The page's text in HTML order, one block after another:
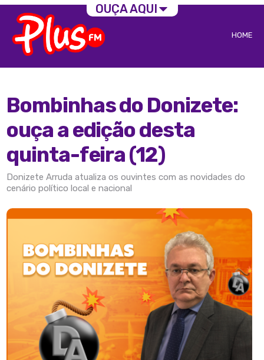
HOME
Bombinhas do Donizete:
ouça a edição desta
quinta-feira (12)
Donizete Arruda atualiza os ouvintes com as novidades do
cenário político local e nacional
OUÇA AQUI